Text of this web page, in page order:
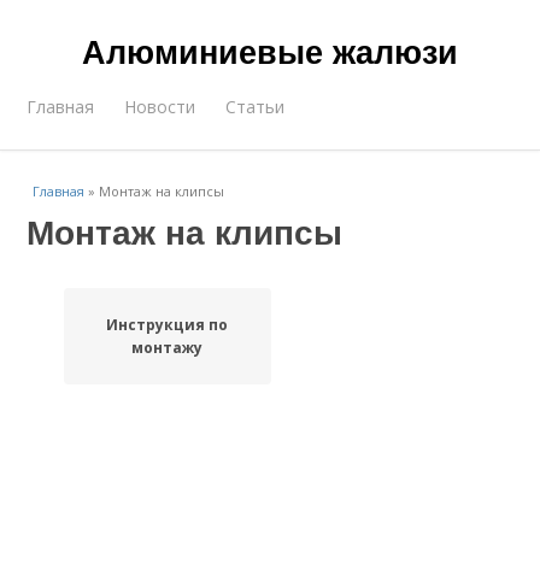
Алюминиевые жалюзи
Главная Новости Статьи
Главная » Монтаж на клипсы
Монтаж на клипсы
Инструкция по
монтажу